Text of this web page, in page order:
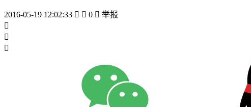
2016-05-19 12:02:33   0  举报


